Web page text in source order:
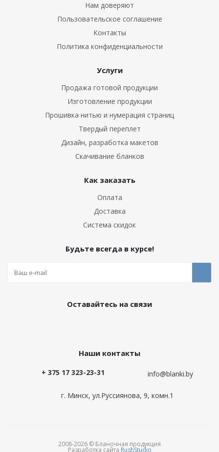
Нам доверяют
Пользовательское соглашение
Контакты
Политика конфиденциальности
Услуги
Продажа готовой продукции
Изготовление продукции
Прошивка нитью и нумерация страниц
Твердый переплет
Дизайн, разработка макетов
Скачивание бланков
Как заказать
Оплата
Доставка
Система скидок
Будьте всегда в курсе!
Оставайтесь на связи
Наши контакты
+ 375 17 323-23-31 info@blanki.by
г. Минск, ул.Руссиянова, 9, комн.1
2008-2026 © Бланочная продукция
Разработка сайта RushStudio